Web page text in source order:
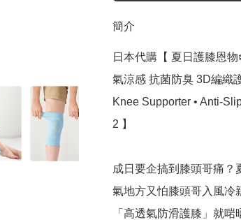
簡介
日本代購【 夏日護膝恩
氣涼感 抗菌防臭 3D編織
Knee Supporter • Anti-
2 】
成日要企搞到膝頭哥痛？
氣地方又怕膝頭哥入風冷
「高透氣防滑護膝」就